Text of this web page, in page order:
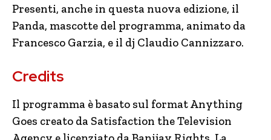
Presenti, anche in questa nuova edizione, il
Panda, mascotte del programma, animato da
Francesco Garzia, e il dj Claudio Cannizzaro.
Credits
Il programma è basato sul format Anything
Goes creato da Satisfaction the Television